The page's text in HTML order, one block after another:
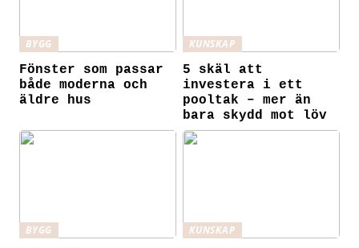
BYGG
Fönster som passar
både moderna och
äldre hus
KUNSKAP
5 skäl att
investera i ett
pooltak – mer än
bara skydd mot löv
BYGG KUNSKAP